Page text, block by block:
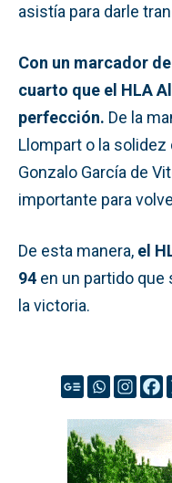
asistía para darle
Con un marcador
cuarto que el HLA
perfección. De la
Llompart o la
Gonzalo García de
importante para
De esta manera, el
94 en un partido que
la victoria.